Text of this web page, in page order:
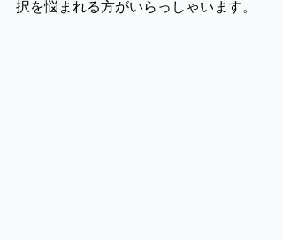
択を悩まれる方がいらっしゃいます。